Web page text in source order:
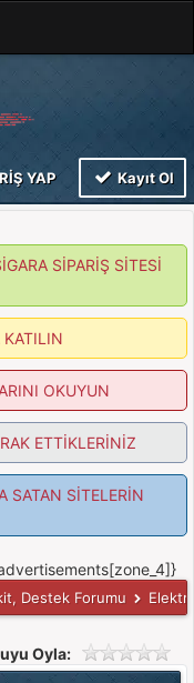
YAP Kayıt Ol
SİPARİŞ SİTESİ
KATILIN
OKUYUN
ETTİKLERİNİZ
SATAN SİTELERİN
Destek Forumu
Oyla: